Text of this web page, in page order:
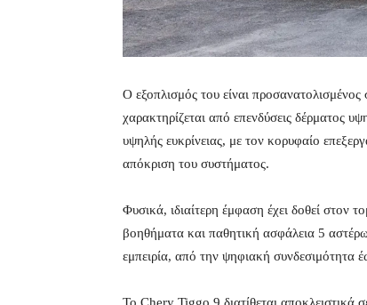
Ο εξοπλισμός του είναι
χαρακτηρίζεται από επενδύσεις δέρματος
υψηλής ευκρίνειας, με τον κορυφαίο
απόκριση του συστήματος.
Φυσικά, ιδιαίτερη έμφαση έχει δοθεί στον
βοηθήματα και παθητική ασφάλεια 5
εμπειρία, από την ψηφιακή συνδεσιμότητα
Το Chery Tiggo 9 διατίθεται αποκλειστικά